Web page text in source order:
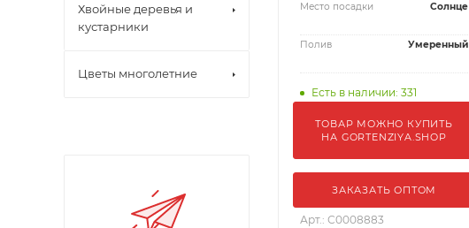
Место посадки Солнце
Полив Умеренный
Есть в наличии: 331
ТОВАР МОЖНО КУПИТЬ
НА GORTENZIYA.SHOP
ЗАКАЗАТЬ ОПТОМ
Арт.: С0008883
Хвойные деревья и
кустарники
Цветы многолетние